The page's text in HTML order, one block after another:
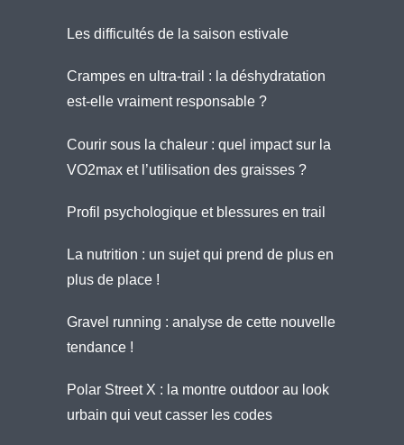
Les difficultés de la saison estivale
Crampes en ultra-trail : la déshydratation
est-elle vraiment responsable ?
Courir sous la chaleur : quel impact sur la
VO2max et l’utilisation des graisses ?
Profil psychologique et blessures en trail
La nutrition : un sujet qui prend de plus en
plus de place !
Gravel running : analyse de cette nouvelle
tendance !
Polar Street X : la montre outdoor au look
urbain qui veut casser les codes